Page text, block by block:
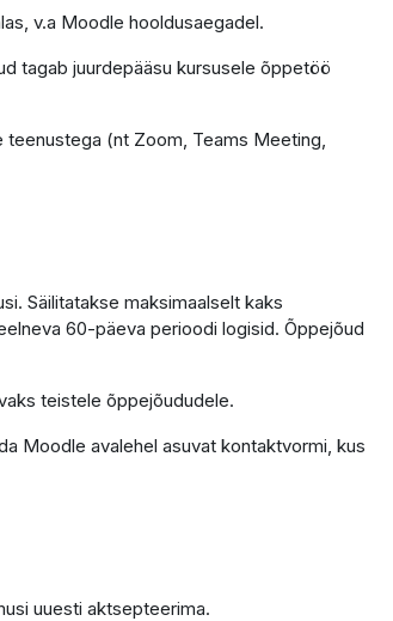
v.a Moodle hooldusaegadel.
tagab juurdepääsu kursusele õppetöö
teenustega (nt Zoom, Teams Meeting,
Säilitatakse maksimaalselt kaks
60-päeva perioodi logisid. Õppejõud
teistele õppejõududele.
Moodle avalehel asuvat kontaktvormi, kus
uuesti aktsepteerima.